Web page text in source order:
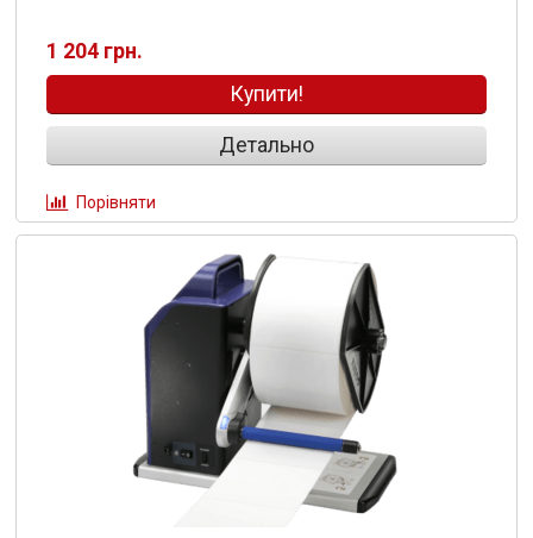
1 204 грн.
Купити!
Детально
Порівняти